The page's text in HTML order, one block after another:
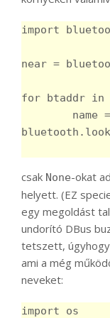
import
near =
for btaddr in
csak None-okat
helyett. (EZ
egy megoldást
undorító DBus
tetszett, úgyhogy
ami a még
neveket:
import os